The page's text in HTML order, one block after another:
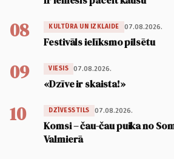
08 KULTŪRA UN IZKLAIDE 07.08.2026.
Festivāls ielīksmo pilsētu
09 VIESIS 07.08.2026.
«Dzīve ir skaista!»
10 DZĪVESSTILS 07.08.2026.
Komsi – čau-čau puika no
Valmierā